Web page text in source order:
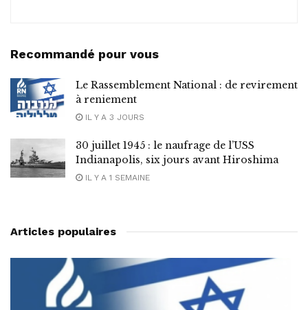
Recommandé pour vous
Le Rassemblement National : de revirement
à reniement
IL Y A 3 JOURS
30 juillet 1945 : le naufrage de l’USS
Indianapolis, six jours avant Hiroshima
IL Y A 1 SEMAINE
Articles populaires